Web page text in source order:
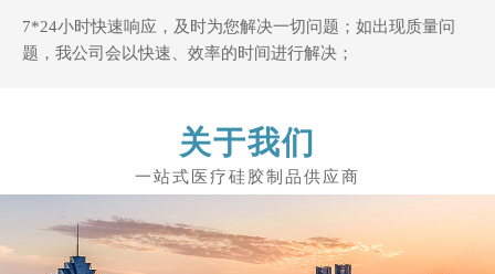
7*24小时快速响应，及时为您解决一切问题；如出现质量问
题，我公司会以快速、效率的时间进行解决；
关于我们